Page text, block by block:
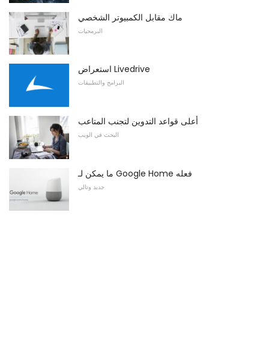
ماك مقابل الكمبيوتر الشخصي
البرمجيات
استعراض Livedrive
البرامج والتطبيقات
أعلى قواعد التدوين لتجنب المتاعب
البحث في الويب
ما يمكن لـ Google Home فعله
جديد وتالي